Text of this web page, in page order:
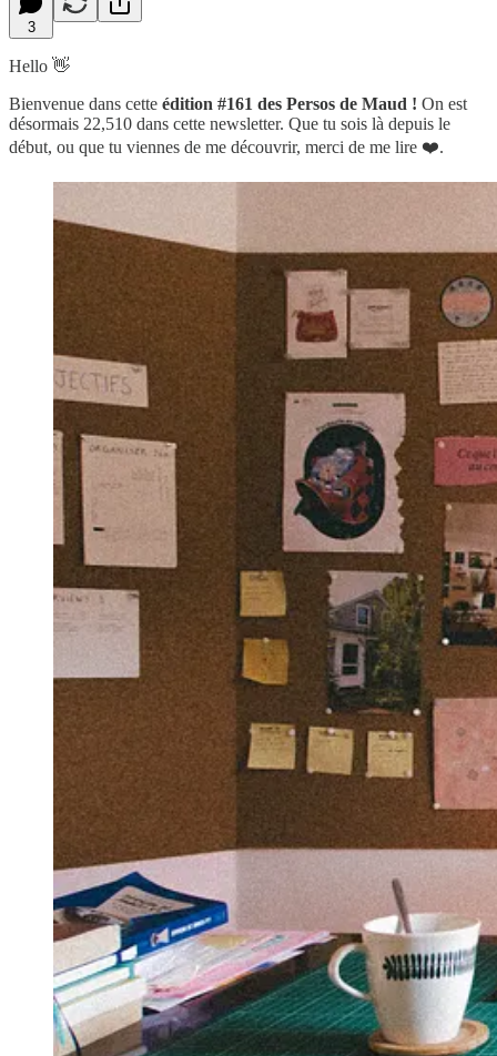
3
Hello 👋
Bienvenue dans cette édition #161 des Persos de Maud ! On est
désormais 22,510 dans cette newsletter. Que tu sois là depuis le
début, ou que tu viennes de me découvrir, merci de me lire ❤️.